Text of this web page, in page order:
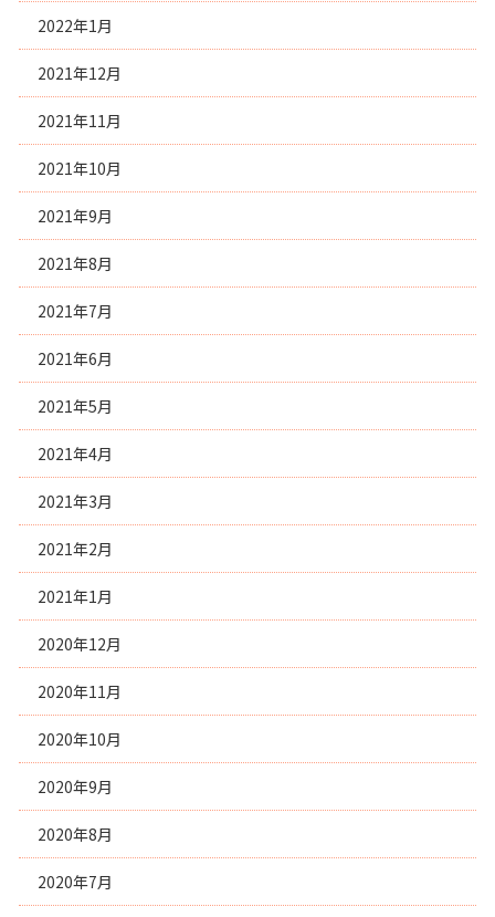
2022年1月
2021年12月
2021年11月
2021年10月
2021年9月
2021年8月
2021年7月
2021年6月
2021年5月
2021年4月
2021年3月
2021年2月
2021年1月
2020年12月
2020年11月
2020年10月
2020年9月
2020年8月
2020年7月